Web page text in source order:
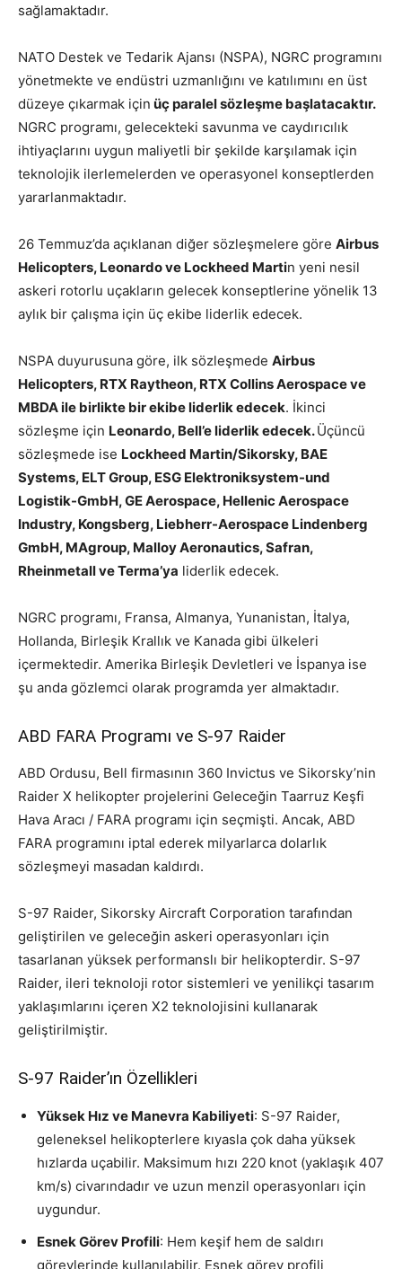
sağlamaktadır.
NATO Destek ve Tedarik Ajansı (NSPA), NGRC programını
yönetmekte ve endüstri uzmanlığını ve katılımını en üst
düzeye çıkarmak için üç paralel sözleşme başlatacaktır.
NGRC programı, gelecekteki savunma ve caydırıcılık
ihtiyaçlarını uygun maliyetli bir şekilde karşılamak için
teknolojik ilerlemelerden ve operasyonel konseptlerden
yararlanmaktadır.
26 Temmuz’da açıklanan diğer sözleşmelere göre Airbus
Helicopters, Leonardo ve Lockheed Martin yeni nesil
askeri rotorlu uçakların gelecek konseptlerine yönelik 13
aylık bir çalışma için üç ekibe liderlik edecek.
NSPA duyurusuna göre, ilk sözleşmede Airbus
Helicopters, RTX Raytheon, RTX Collins Aerospace ve
MBDA ile birlikte bir ekibe liderlik edecek. İkinci
sözleşme için Leonardo, Bell’e liderlik edecek.Üçüncü
sözleşmede ise Lockheed Martin/Sikorsky, BAE
Systems, ELT Group, ESG Elektroniksystem-und
Logistik-GmbH, GE Aerospace, Hellenic Aerospace
Industry, Kongsberg, Liebherr-Aerospace Lindenberg
GmbH, MAgroup, Malloy Aeronautics, Safran,
Rheinmetall ve Terma’ya liderlik edecek.
NGRC programı, Fransa, Almanya, Yunanistan, İtalya,
Hollanda, Birleşik Krallık ve Kanada gibi ülkeleri
içermektedir. Amerika Birleşik Devletleri ve İspanya ise
şu anda gözlemci olarak programda yer almaktadır.
ABD FARA Programı ve S-97 Raider
ABD Ordusu, Bell firmasının 360 Invictus ve Sikorsky’nin
Raider X helikopter projelerini Geleceğin Taarruz Keşfi
Hava Aracı / FARA programı için seçmişti. Ancak, ABD
FARA programını iptal ederek milyarlarca dolarlık
sözleşmeyi masadan kaldırdı.
S-97 Raider, Sikorsky Aircraft Corporation tarafından
geliştirilen ve geleceğin askeri operasyonları için
tasarlanan yüksek performanslı bir helikopterdir. S-97
Raider, ileri teknoloji rotor sistemleri ve yenilikçi tasarım
yaklaşımlarını içeren X2 teknolojisini kullanarak
geliştirilmiştir.
S-97 Raider’ın Özellikleri
Yüksek Hız ve Manevra Kabiliyeti: S-97 Raider,
geleneksel helikopterlere kıyasla çok daha yüksek
hızlarda uçabilir. Maksimum hızı 220 knot (yaklaşık 407
km/s) civarındadır ve uzun menzil operasyonları için
uygundur.
Esnek Görev Profili: Hem keşif hem de saldırı
görevlerinde kullanılabilir. Esnek görev profili